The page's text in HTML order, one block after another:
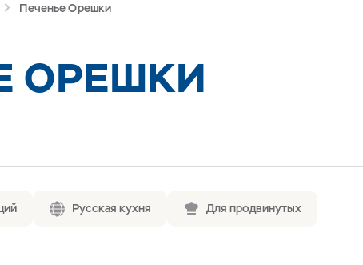
Печенье Орешки
ОРЕШКИ
Русская кухня Для продвинутых